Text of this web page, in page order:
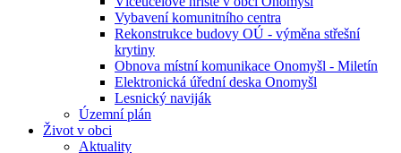
Vybavení komunitního centra
Rekonstrukce budovy OÚ - výměna střešní
krytiny
Obnova místní komunikace Onomyšl - Miletín
Elektronická úřední deska Onomyšl
Lesnický naviják
Územní plán
Život v obci
Aktuality